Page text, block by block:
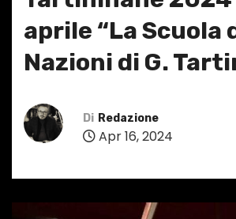
aprile “La Scuola
Nazioni di G.
Di Redazione
Apr 16, 2024